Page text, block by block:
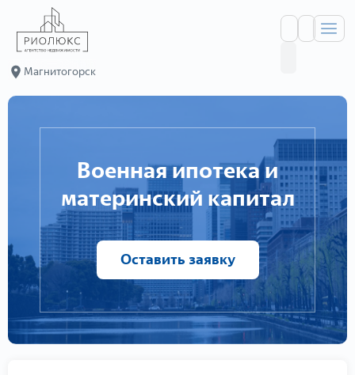
Магнитогорск
Военная ипотека и
материнский капитал
Оставить заявку